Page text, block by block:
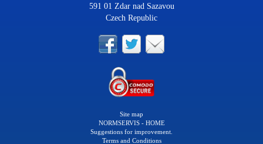
591 01 Zdar nad Sazavou
Czech Republic
Site map
NORMSERVIS - HOME
Suggestions for improvement.
Terms and Conditions